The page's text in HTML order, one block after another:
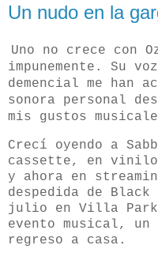
Un nudo en la
Uno no crece con
impunemente. Su
demencial me han
sonora personal
mis gustos
Crecí oyendo a
cassette, en
y ahora en
despedida de
julio en Villa
evento musical,
regreso a casa.